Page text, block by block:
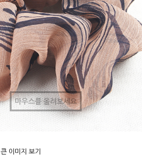
마우스를 올려보세요
큰 이미지 보기